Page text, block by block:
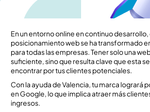
En un entorno online en continuo desarrollo,
posicionamiento web se ha transformado
para todas las empresas. Tener solo una
suficiente, sino que resulta clave que esta
encontrar por tus clientes potenciales.
Con la ayuda de Valencia, tu marca logrará
en Google, lo que implica atraer más
ingresos.